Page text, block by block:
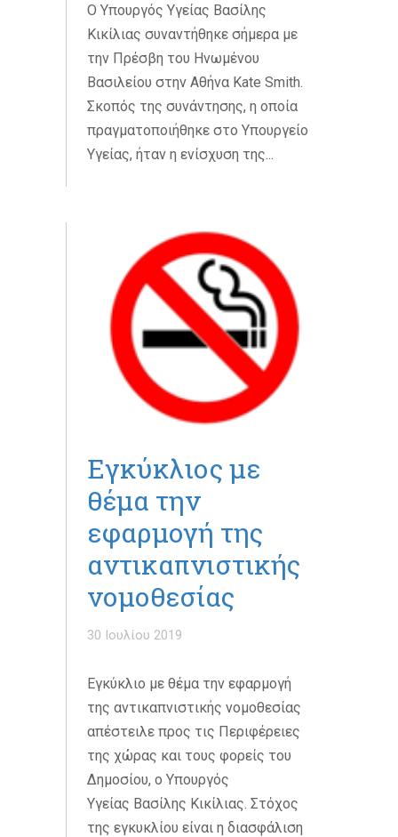
Ο Υπουργός Υγείας Βασίλης
Κικίλιας συναντήθηκε σήμερα με
την Πρέσβη του Ηνωμένου
Βασιλείου στην Αθήνα Kate Smith.
Σκοπός της συνάντησης, η οποία
πραγματοποιήθηκε στο Υπουργείο
Υγείας, ήταν η ενίσχυση της...
Εγκύκλιος με
θέμα την
εφαρμογή της
αντικαπνιστικής
νομοθεσίας
30 Ιουλίου 2019
Εγκύκλιο με θέμα την εφαρμογή
της αντικαπνιστικής νομοθεσίας
απέστειλε προς τις Περιφέρειες
της χώρας και τους φορείς του
Δημοσίου, ο Υπουργός
Υγείας Βασίλης Κικίλιας. Στόχος
της εγκυκλίου είναι η διασφάλιση